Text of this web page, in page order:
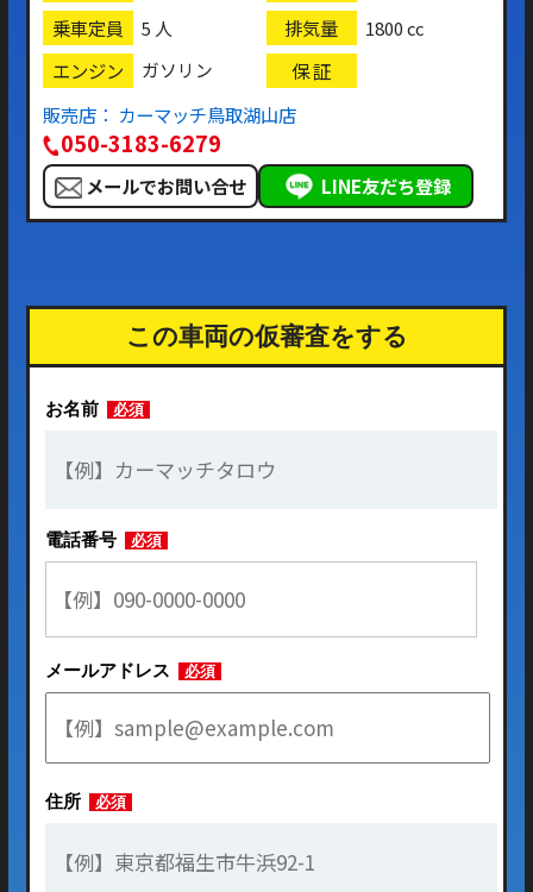
プ
乗車定員 5 人 排気量 1800 cc
エンジン ガソリン
保 証
販売店： カーマッチ鳥取湖山店
050-3183-6279
メールでお問い合せ LINE友だち登録
この車両の仮審査をする
お名前 必須
電話番号 必須
メールアドレス 必須
住所 必須